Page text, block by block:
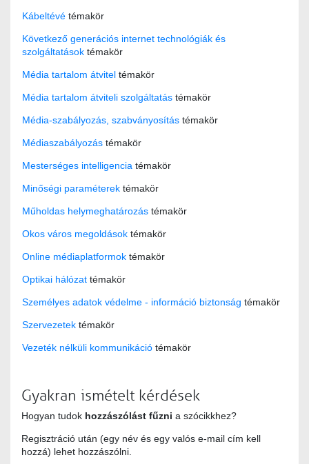
Kábeltévé témakör
Következő generációs internet technológiák és
szolgáltatások témakör
Média tartalom átvitel témakör
Média tartalom átviteli szolgáltatás témakör
Média-szabályozás, szabványosítás témakör
Médiaszabályozás témakör
Mesterséges intelligencia témakör
Minőségi paraméterek témakör
Műholdas helymeghatározás témakör
Okos város megoldások témakör
Online médiaplatformok témakör
Optikai hálózat témakör
Személyes adatok védelme - információ biztonság témakör
Szervezetek témakör
Vezeték nélküli kommunikáció témakör
Gyakran ismételt kérdések
Hogyan tudok hozzászólást fűzni a szócikkhez?
Regisztráció után (egy név és egy valós e-mail cím kell
hozzá) lehet hozzászólni.